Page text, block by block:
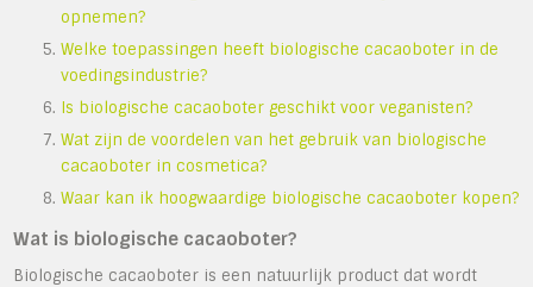
opnemen?
Welke toepassingen heeft biologische cacaoboter in de
voedingsindustrie?
Is biologische cacaoboter geschikt voor veganisten?
Wat zijn de voordelen van het gebruik van biologische
cacaoboter in cosmetica?
Waar kan ik hoogwaardige biologische cacaoboter kopen?
Wat is biologische cacaoboter?
Biologische cacaoboter is een natuurlijk product dat wordt